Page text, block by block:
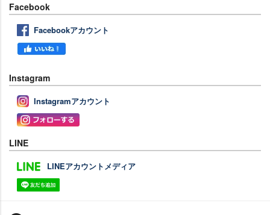
Facebook
Facebookアカウント
Instagram
Instagramアカウント
LINE
LINEアカウントメディア